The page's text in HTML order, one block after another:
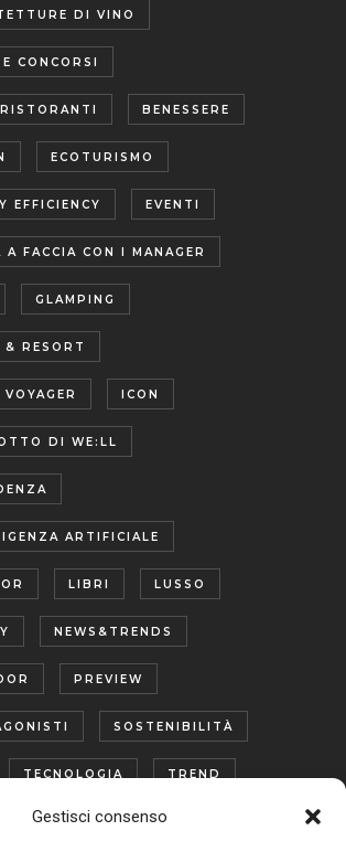
Gestisci consenso
DI VINO
CONCORSI
BENESSERE
ECOTURISMO
EFFICIENCY EVENTI
A FACCIA CON I MANAGER
GLAMPING
& RESORT
ICON
DI WE:LL
ARTIFICIALE
LIBRI LUSSO
NEWS&TRENDS
PREVIEW
SOSTENIBILITÀ
TECNOLOGIA TREND
ENOGASTRONOMICO